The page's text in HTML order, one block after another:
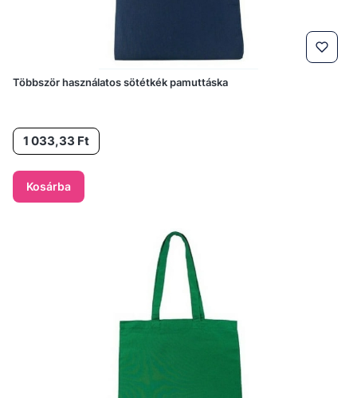
Többször használatos sötétkék pamuttáska
Ár1 033,33 Ft
Kosárba